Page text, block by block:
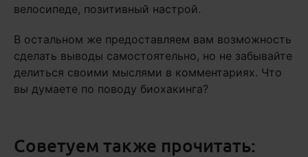
велосипеде, позитивный настрой.
В остальном же предоставляем вам возможность
сделать выводы самостоятельно, но не забывайте
делиться своими мыслями в комментариях. Что
вы думаете по поводу биохакинга?
Советуем также прочитать: